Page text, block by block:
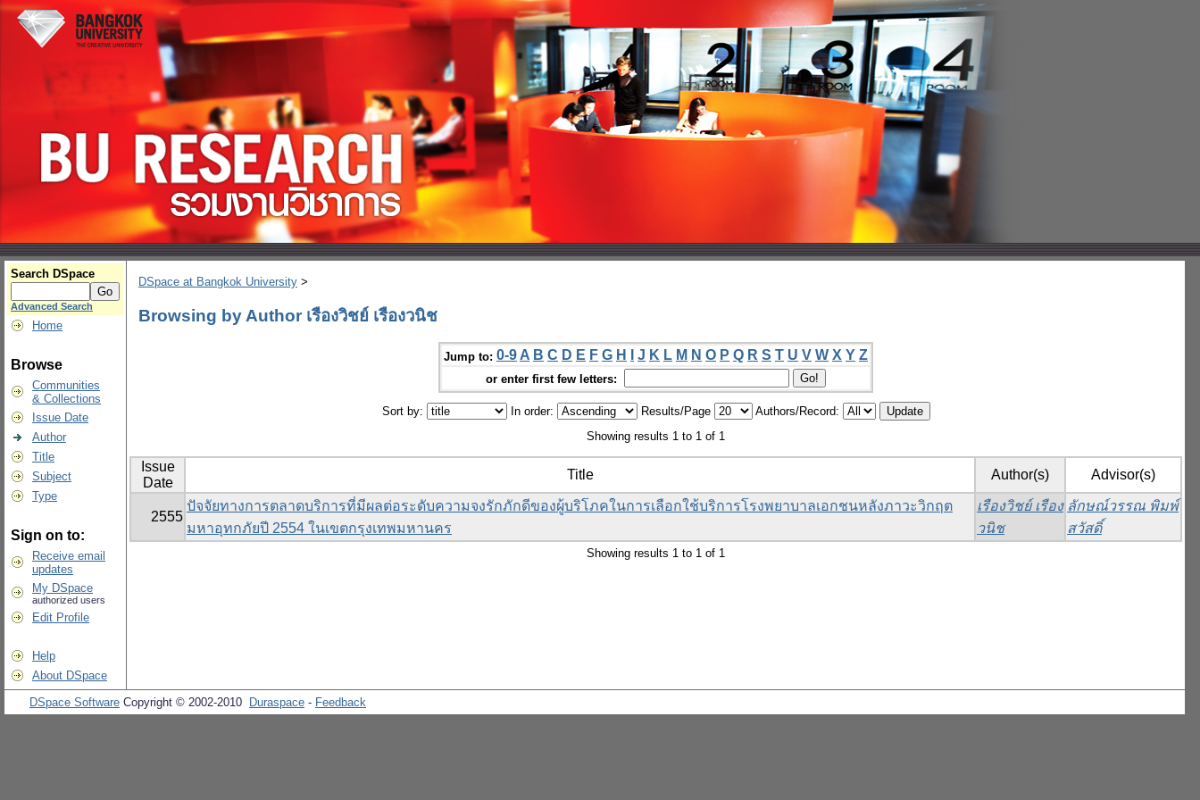
Search DSpace
Advanced Search
Home
Browse
Communities
& Collections
Issue Date
Author
Title
Subject
Type
Sign on to:
Receive email
updates
My DSpace
authorized users
Edit Profile
Help
About DSpace
DSpace at Bangkok University >
Browsing by Author เรืองวิชย์ เรืองวนิช
Jump to: 0-9 A B C D E F G H J K L M N O P Q R S T U V W X Y Z
or enter first few letters:
Sort by: In order: Results/Page
Authors/Record:
Showing results 1 to 1 of 1
Issue
Date
Title Author(s) Advisor(s)
2555
ปัจจัยทางการตลาดบริการที่มีผลต่อระดับความจงรักภักดีของผู้บริโภคในการเลือกใช้บริการโรงพยาบาลเอกชนหลังภาวะวิกฤต
มหาอุทกภัยปี 2554 ในเขตกรุงเทพมหานคร
เรืองวิชย์ เรือง
วนิช
ลักษณ์วรรณ พิมพ์
สวัสดิ์
Showing results 1 to 1 of 1
DSpace Software Copyright © 2002-2010 Duraspace - Feedback